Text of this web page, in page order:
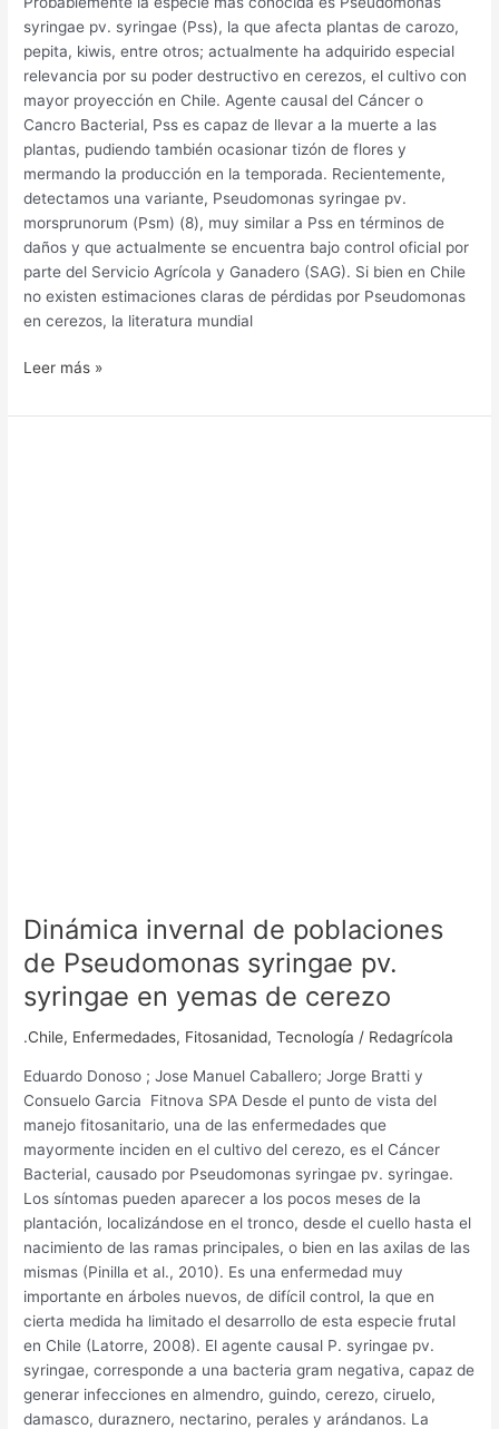
syringae pv. syringae (Pss), la que afecta plantas de carozo,
pepita, kiwis, entre otros; actualmente ha adquirido especial
relevancia por su poder destructivo en cerezos, el cultivo con
mayor proyección en Chile. Agente causal del Cáncer o
Cancro Bacterial, Pss es capaz de llevar a la muerte a las
plantas, pudiendo también ocasionar tizón de flores y
mermando la producción en la temporada. Recientemente,
detectamos una variante, Pseudomonas syringae pv.
morsprunorum (Psm) (8), muy similar a Pss en términos de
daños y que actualmente se encuentra bajo control oficial por
parte del Servicio Agrícola y Ganadero (SAG). Si bien en Chile
no existen estimaciones claras de pérdidas por Pseudomonas
en cerezos, la literatura mundial
Leer más »
Dinámica invernal de poblaciones
de Pseudomonas syringae pv.
syringae en yemas de cerezo
.Chile, Enfermedades, Fitosanidad,Tecnología / Redagrícola
Eduardo Donoso ; Jose Manuel Caballero; Jorge Bratti y
Consuelo Garcia Fitnova SPA Desde el punto de vista del
manejo fitosanitario, una de las enfermedades que
mayormente inciden en el cultivo del cerezo, es el Cáncer
Bacterial, causado por Pseudomonas syringae pv. syringae.
Los síntomas pueden aparecer a los pocos meses de la
plantación, localizándose en el tronco, desde el cuello hasta el
nacimiento de las ramas principales, o bien en las axilas de las
mismas (Pinilla et al., 2010). Es una enfermedad muy
importante en árboles nuevos, de difícil control, la que en
cierta medida ha limitado el desarrollo de esta especie frutal
en Chile (Latorre, 2008). El agente causal P. syringae pv.
syringae, corresponde a una bacteria gram negativa, capaz de
generar infecciones en almendro, guindo, cerezo, ciruelo,
damasco, duraznero, nectarino, perales y arándanos. La